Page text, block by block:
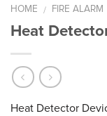
HOME / FIRE ALARM
Heat
Heat Detector